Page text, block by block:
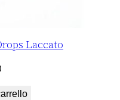
Laccato